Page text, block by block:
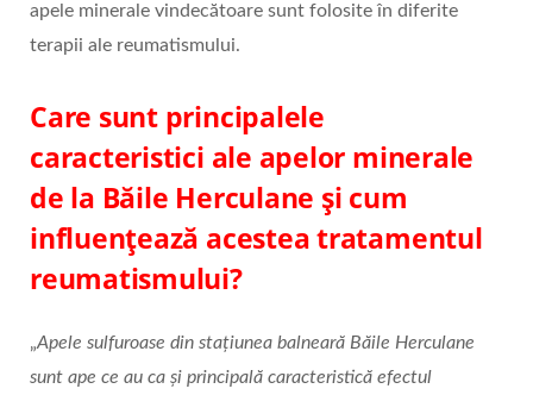
apele minerale vindecătoare sunt folosite în diferite
terapii ale reumatismului.
Care sunt principalele
caracteristici ale apelor minerale
de la Băile Herculane și cum
influențează acestea tratamentul
reumatismului?
„Apele sulfuroase din stațiunea balneară Băile Herculane
sunt ape ce au ca și principală caracteristică efectul